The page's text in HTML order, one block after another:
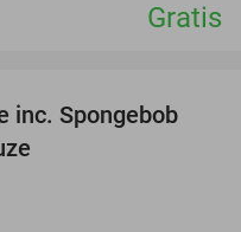
Gratis
27%
inc. Spongebob